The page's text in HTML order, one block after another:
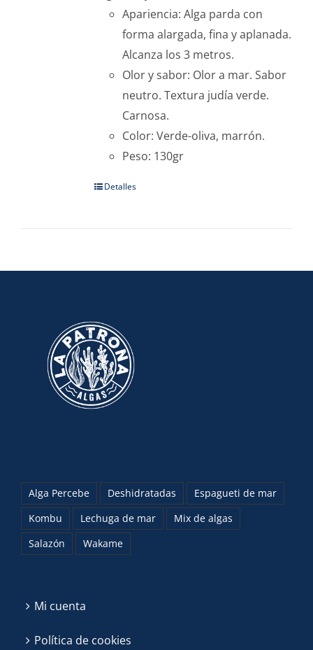
Apariencia: Alga parda con
forma alargada, fina y aplanada.
Alcanza los 3 metros.
Olor y sabor: Olor a mar. Sabor
neutro. Textura judía verde.
Carnosa.
Color: Verde-oliva, marrón.
Peso: 130gr
Detalles
Alga Percebe Deshidratadas
Espagueti de mar
Kombu
Lechuga de mar
Mix de algas
Salazón
Wakame
Mi cuenta
Política de cookies